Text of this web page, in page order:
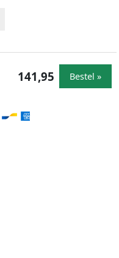
141,95 Bestel »